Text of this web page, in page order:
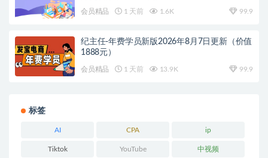
会员精品 1 天前 1.6K 99.9
纪主任-年费学员新版2026年8月7日更新（价值
1888元）
会员精品 1 天前 13.9K 99.9
标签
AI CPA ip
Tiktok YouTube 中视频